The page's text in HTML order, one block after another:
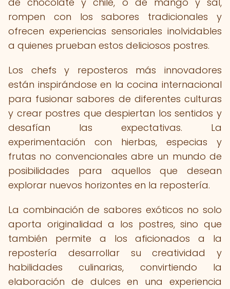
rompen con los sabores tradicionales y
ofrecen experiencias sensoriales inolvidables
a quienes prueban estos deliciosos postres.
Los chefs y reposteros más innovadores
están inspirándose en la cocina internacional
para fusionar sabores de diferentes culturas
y crear postres que despiertan los sentidos y
desafían las expectativas. La
experimentación con hierbas, especias y
frutas no convencionales abre un mundo de
posibilidades para aquellos que desean
explorar nuevos horizontes en la repostería.
La combinación de sabores exóticos no solo
aporta originalidad a los postres, sino que
también permite a los aficionados a la
repostería desarrollar su creatividad y
habilidades culinarias, convirtiendo la
elaboración de dulces en una experiencia